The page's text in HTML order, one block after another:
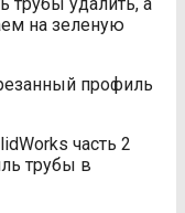
трубы удалить, а
на зеленую
профиль
трубы в